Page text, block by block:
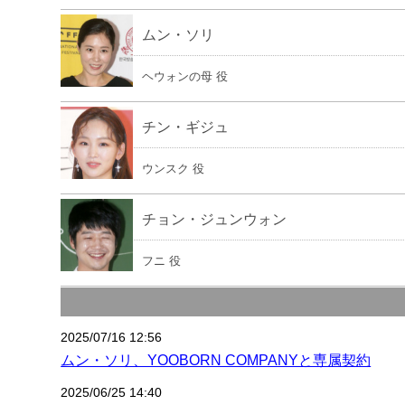
ムン・ソリ
ヘウォンの母 役
チン・ギジュ
ウンスク 役
チョン・ジュンウォン
フニ 役
2025/07/16 12:56
ムン・ソリ、YOOBORN COMPANYと専属契約
2025/06/25 14:40